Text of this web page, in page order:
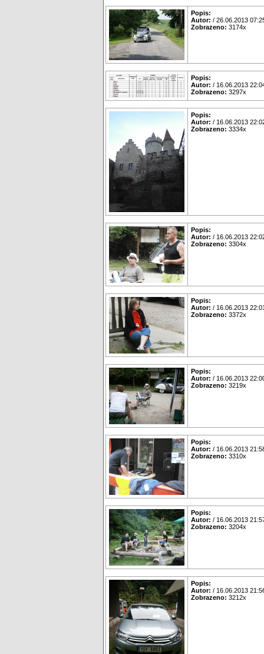
Popis:
Autor: / 26.06.2013
Zobrazeno: 3174x
Popis:
Autor: / 16.06.2013
Zobrazeno: 3297x
Popis:
Autor: / 16.06.2013
Zobrazeno: 3334x
Popis:
Autor: / 16.06.2013
Zobrazeno: 3304x
Popis:
Autor: / 16.06.2013
Zobrazeno: 3372x
Popis:
Autor: / 16.06.2013
Zobrazeno: 3219x
Popis:
Autor: / 16.06.2013
Zobrazeno: 3310x
Popis:
Autor: / 16.06.2013
Zobrazeno: 3204x
Popis:
Autor: / 16.06.2013
Zobrazeno: 3212x